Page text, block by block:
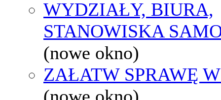
WYDZIAŁY, BIURA,
STANOWISKA
(nowe okno)
ZAŁATW SPRAWĘ